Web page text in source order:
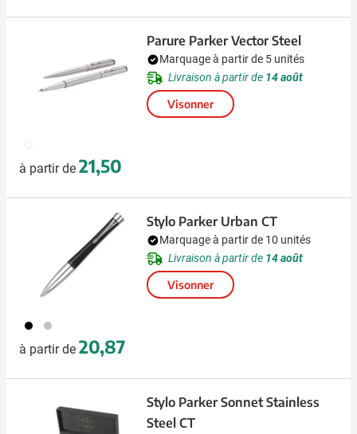
032
à partir de 21,50
Parure Parker Vector Steel
Marquage à partir de 5 unités
Livraison à partir de 14 août
Visonner
306 032
à partir de 20,87
Stylo Parker Urban CT
Marquage à partir de 10 unités
Livraison à partir de 14 août
Visonner
Stylo Parker Sonnet Stainless
Steel CT